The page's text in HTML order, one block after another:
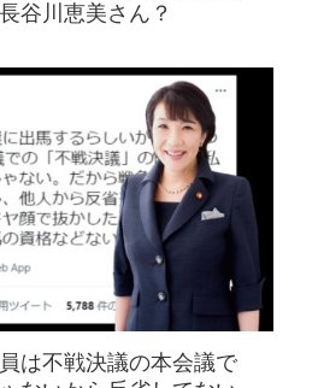
谷川恵美さん？
は不戦決議の本会議で